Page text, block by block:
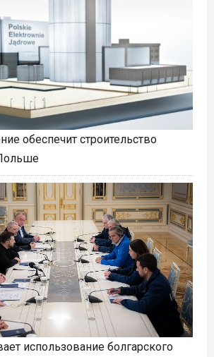
обеспечит строительство
использование болгарского